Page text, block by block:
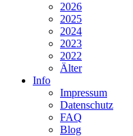
2026
2025
2024
2023
2022
Älter
Info
Impressum
Datenschutz
FAQ
Blog